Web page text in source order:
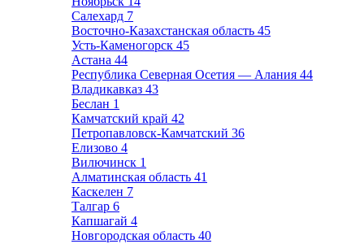
Салехард 7
Восточно-Казахстанская область 45
Усть-Каменогорск 45
Астана 44
Республика Северная Осетия — Алания 44
Владикавказ 43
Беслан 1
Камчатский край 42
Петропавловск-Камчатский 36
Елизово 4
Вилючинск 1
Алматинская область 41
Каскелен 7
Талгар 6
Капшагай 4
Новгородская область 40